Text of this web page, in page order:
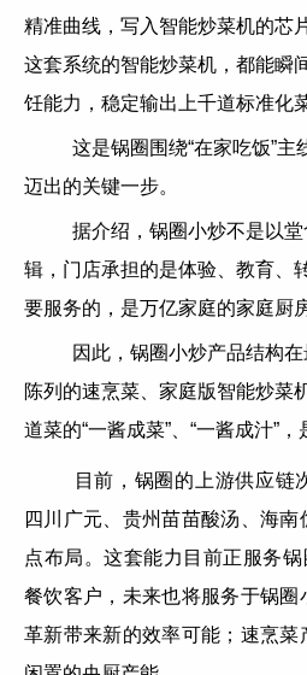
精准曲线，写入智能炒菜机的芯
这套系统的智能炒菜机，都能瞬
饪能力，稳定输出上千道标准化
这是锅圈围绕“在家吃饭”主
迈出的关键一步。
据介绍，锅圈小炒不是以堂
辑，门店承担的是体验、教育、
要服务的，是万亿家庭的家庭厨房
因此，锅圈小炒产品结构在
陈列的速烹菜、家庭版智能炒菜
道菜的“一酱成菜”、“一酱成汁”，
目前，锅圈的上游供应链
四川广元、贵州苗苗酸汤、海
点布局。这套能力目前正服务
餐饮客户，未来也将服务于锅圈
革新带来新的效率可能；速烹